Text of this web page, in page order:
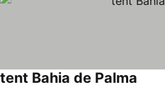
tent Bahia de Palma